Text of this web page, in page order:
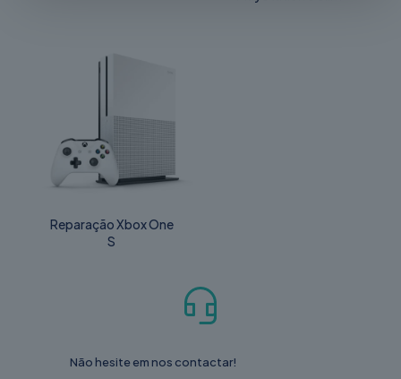
Reparação Xbox One
S
Não hesite em nos contactar!